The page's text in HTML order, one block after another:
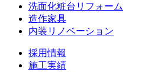
洗面化粧台リフォーム
造作家具
内装リノベーション
採用情報
施工実績